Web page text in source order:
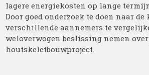
lagere energiekosten op lange
Door goed onderzoek te doen naar
verschillende aannemers te
weloverwogen beslissing nemen
houtskeletbouwproject.